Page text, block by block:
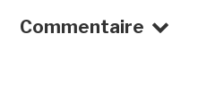
Commentaire